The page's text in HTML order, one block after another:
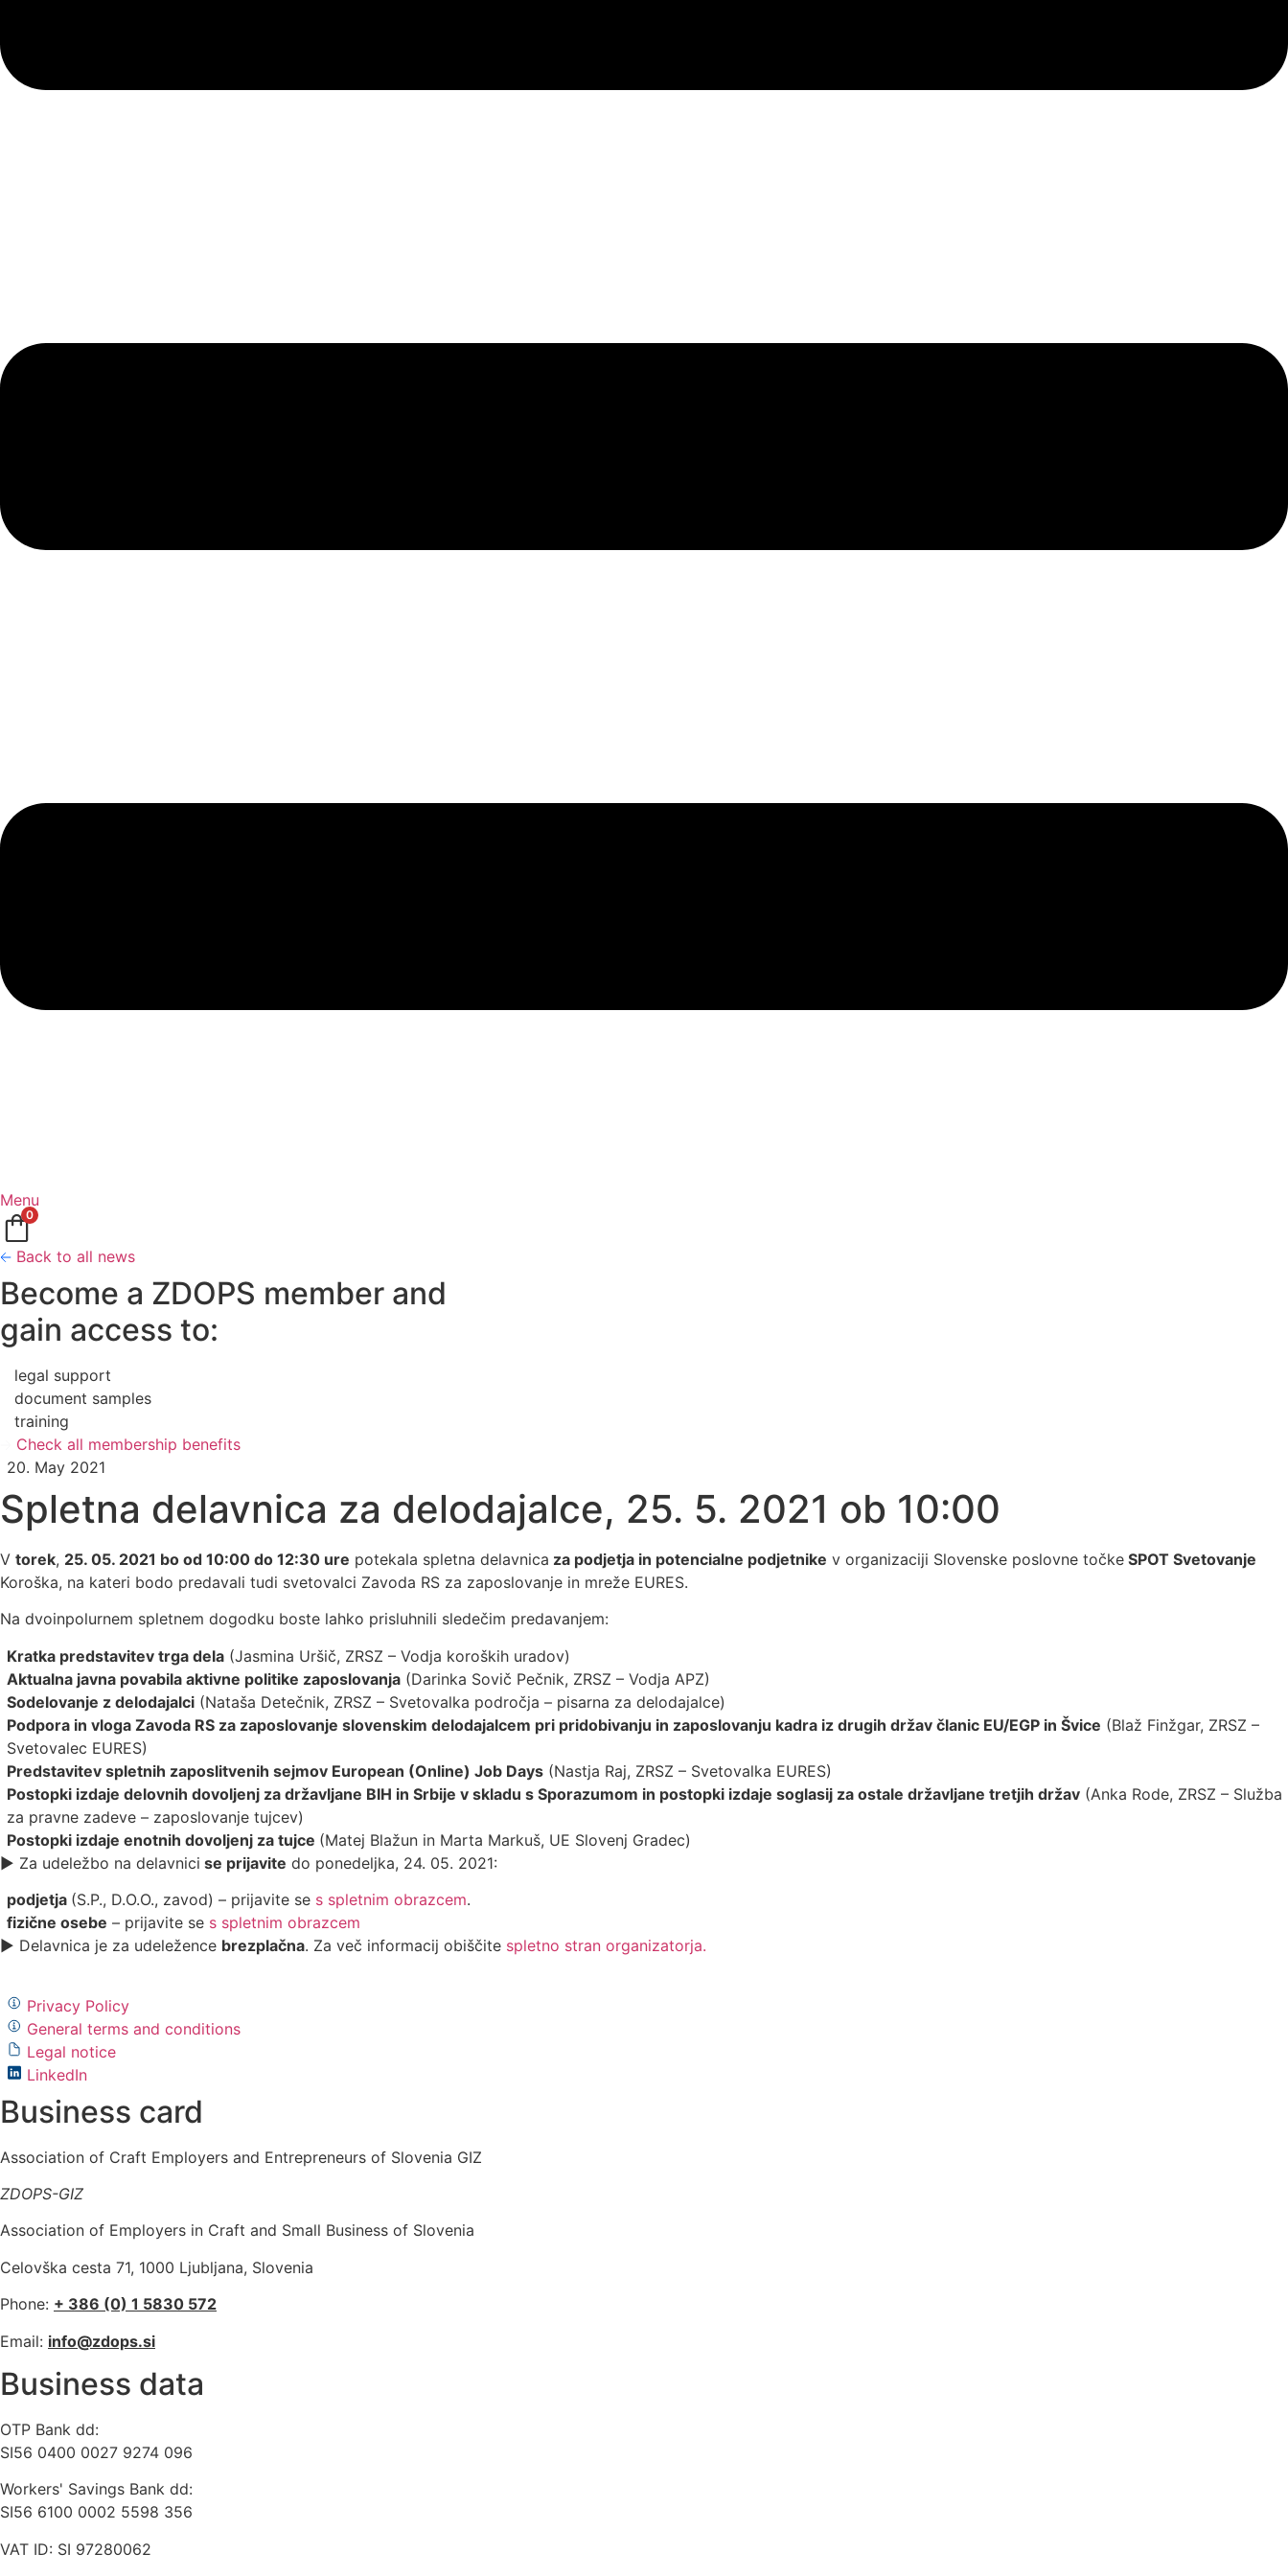
Menu
0
Back to all news
Become a ZDOPS member and
gain access to:
legal support
document samples
training
Check all membership benefits
20. May 2021
Spletna delavnica za delodajalce, 25. 5. 2021 ob 10:00
V torek, 25. 05. 2021 bo od 10:00 do 12:30 ure potekala spletna delavnica za podjetja in potencialne podjetnike v organizaciji Slovenske poslovne točke SPOT Svetovanje
Koroška, na kateri bodo predavali tudi svetovalci Zavoda RS za zaposlovanje in mreže EURES.
Na dvoinpolurnem spletnem dogodku boste lahko prisluhnili sledečim predavanjem:
Kratka predstavitev trga dela (Jasmina Uršič, ZRSZ – Vodja koroških uradov)
Aktualna javna povabila aktivne politike zaposlovanja (Darinka Sovič Pečnik, ZRSZ – Vodja APZ)
Sodelovanje z delodajalci (Nataša Detečnik, ZRSZ – Svetovalka področja – pisarna za delodajalce)
Podpora in vloga Zavoda RS za zaposlovanje slovenskim delodajalcem pri pridobivanju in zaposlovanju kadra iz drugih držav članic EU/EGP in Švice (Blaž Finžgar, ZRSZ –
Svetovalec EURES)
Predstavitev spletnih zaposlitvenih sejmov European (Online) Job Days (Nastja Raj, ZRSZ – Svetovalka EURES)
Postopki izdaje delovnih dovoljenj za državljane BIH in Srbije v skladu s Sporazumom in postopki izdaje soglasij za ostale državljane tretjih držav (Anka Rode, ZRSZ – Služba
za pravne zadeve – zaposlovanje tujcev)
Postopki izdaje enotnih dovoljenj za tujce (Matej Blažun in Marta Markuš, UE Slovenj Gradec)
► Za udeležbo na delavnici se prijavite do ponedeljka, 24. 05. 2021:
podjetja (S.P., D.O.O., zavod) – prijavite se s spletnim obrazcem.
fizične osebe – prijavite se s spletnim obrazcem
► Delavnica je za udeležence brezplačna. Za več informacij obiščite spletno stran organizatorja.
Privacy Policy
General terms and conditions
Legal notice
LinkedIn
Business card
Association of Craft Employers and Entrepreneurs of Slovenia GIZ
ZDOPS-GIZ
Association of Employers in Craft and Small Business of Slovenia
Celovška cesta 71, 1000 Ljubljana, Slovenia
Phone: + 386 (0) 1 5830 572
Email: info@zdops.si
Business data
OTP Bank dd:
SI56 0400 0027 9274 096
Workers' Savings Bank dd:
SI56 6100 0002 5598 356
VAT ID: SI 97280062